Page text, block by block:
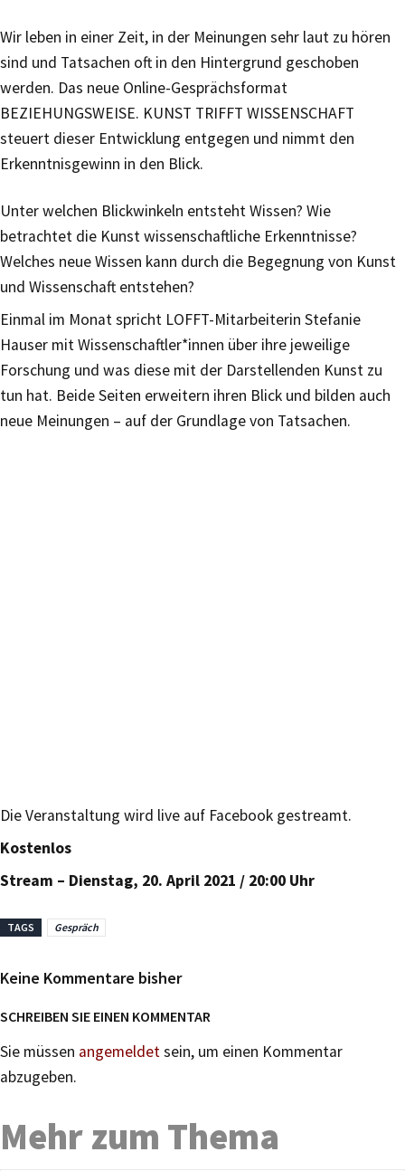
Wir leben in einer Zeit, in der Meinungen sehr laut zu hören
sind und Tatsachen oft in den Hintergrund geschoben
werden. Das neue Online-Gesprächsformat
BEZIEHUNGSWEISE. KUNST TRIFFT WISSENSCHAFT
steuert dieser Entwicklung entgegen und nimmt den
Erkenntnisgewinn in den Blick.
Unter welchen Blickwinkeln entsteht Wissen? Wie
betrachtet die Kunst wissenschaftliche Erkenntnisse?
Welches neue Wissen kann durch die Begegnung von Kunst
und Wissenschaft entstehen?
Einmal im Monat spricht LOFFT-Mitarbeiterin Stefanie
Hauser mit Wissenschaftler*innen über ihre jeweilige
Forschung und was diese mit der Darstellenden Kunst zu
tun hat. Beide Seiten erweitern ihren Blick und bilden auch
neue Meinungen – auf der Grundlage von Tatsachen.
Die Veranstaltung wird live auf Facebook gestreamt.
Kostenlos
Stream – Dienstag, 20. April 2021 / 20:00 Uhr
TAGS Gespräch
Keine Kommentare bisher
SCHREIBEN SIE EINEN KOMMENTAR
Sie müssen angemeldetsein, um einen Kommentar
abzugeben.
Mehr zum Thema